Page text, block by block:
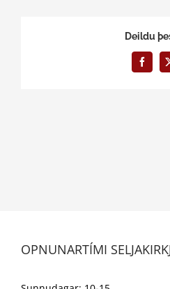
Deildu
OPNUNARTÍMI